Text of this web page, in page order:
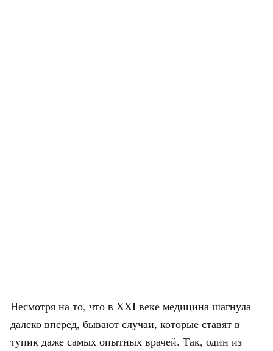
Несмотря на то, что в XXI веке медицина шагнула
далеко вперед, бывают случаи, которые ставят в
тупик даже самых опытных врачей. Так, один из